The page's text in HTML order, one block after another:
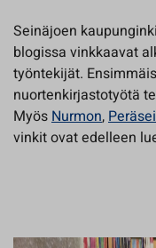
Seinäjoen
blogissa vinkkaavat
työntekijät.
nuortenkirjastotyötä
MyösNurmon,
vinkit ovat edelleen